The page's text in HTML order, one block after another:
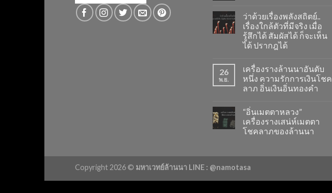
ว่าด้วยเรื่องพลังสถิตย์..
เรื่องใกล้ตัวที่มีจริง เมื่อ
รู้สึกได้ สัมผัสได้ ก็จะเห็น
ได้ ปรากฎได้
26
พ.ย.
เครื่องรางล้านนาอันดับ
หนึ่ง ความรักการเงินโชค
ลาภ อิ่นเงินอิ่นทองคำ
“อิ่นเมตตาหลวง”
เครื่องรางเสน่ห์เมตตา
โชคลาภของล้านนา
Copyright 2026 © มหาเวทย์ล้านนา LINE : @namotasa